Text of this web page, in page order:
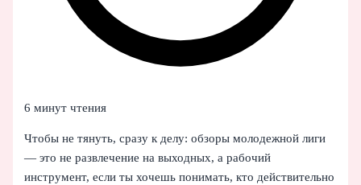
6 минут чтения
Чтобы не тянуть, сразу к делу: обзоры молодежной лиги
— это не развлечение на выходных, а рабочий
инструмент, если ты хочешь понимать, кто действительно